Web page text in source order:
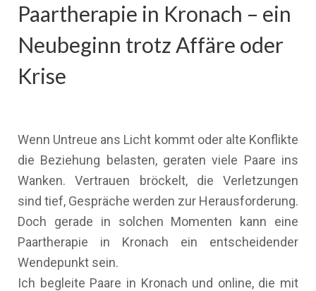
Paartherapie in Kronach – ein
Neubeginn trotz Affäre oder
Krise
Wenn Untreue ans Licht kommt oder alte Konflikte
die Beziehung belasten, geraten viele Paare ins
Wanken. Vertrauen bröckelt, die Verletzungen
sind tief, Gespräche werden zur Herausforderung.
Doch gerade in solchen Momenten kann eine
Paartherapie in Kronach ein entscheidender
Wendepunkt sein.
Ich begleite Paare in Kronach und online, die mit